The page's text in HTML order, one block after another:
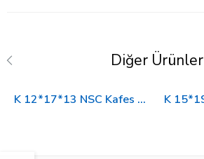
Diğer Ürünler
K 12*17*13 NSC Kafes Rulman